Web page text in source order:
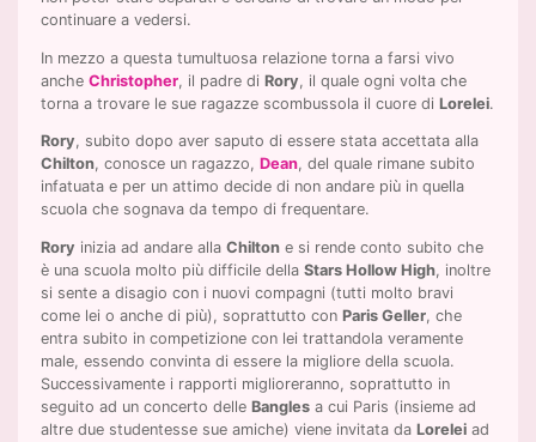
continuare a vedersi.
In mezzo a questa tumultuosa relazione torna a farsi vivo
ancheChristopher, il padre diRory, il quale ogni volta che
torna a trovare le sue ragazze scombussola il cuore diLorelei.
Rory, subito dopo aver saputo di essere stata accettata alla
Chilton, conosce un ragazzo,Dean, del quale rimane subito
infatuata e per un attimo decide di non andare più in quella
scuola che sognava da tempo di frequentare.
Rory inizia ad andare allaChilton e si rende conto subito che
è una scuola molto più difficile dellaStars Hollow High, inoltre
si sente a disagio con i nuovi compagni (tutti molto bravi
come lei o anche di più), soprattutto con Paris Geller, che
entra subito in competizione con lei trattandola veramente
male, essendo convinta di essere la migliore della scuola.
Successivamente i rapporti miglioreranno, soprattutto in
seguito ad un concerto delle Bangles a cui Paris (insieme ad
altre due studentesse sue amiche) viene invitata da Lorelei ad